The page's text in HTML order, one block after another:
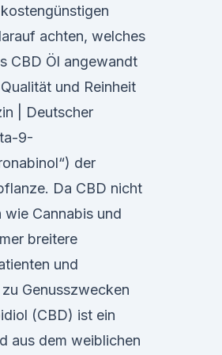
achten, welches
CBD Öl angewandt
und Reinheit
| Deutscher
9-
der
Da CBD nicht
wie Cannabis und
breitere
und
Genusszwecken
(CBD) ist ein
aus dem weiblichen